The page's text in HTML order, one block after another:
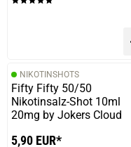
verifizierter
Tolles liquid aroma .
NIKOTINSHOTS
Fifty Fifty 50/50
Nikotinsalz-Shot 10ml
20mg by Jokers Cloud
5,90 EUR*